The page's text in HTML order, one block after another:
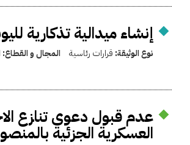
إنشاء ميدالية تذكارية
نوع الوثيقة: قرارات رئاسية المجال و القطاع:
عدم قبول دعوى تنازع
العسكرية الجزئية